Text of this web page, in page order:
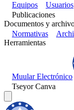
Equipos
Usuarios
Publicaciones
Documentos y
Normativas
Herramientas
Muular Electrónico
Tseyor Canva